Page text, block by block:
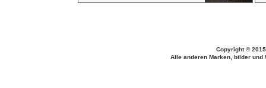
Copyright ©
Alle anderen Marken, bilder und